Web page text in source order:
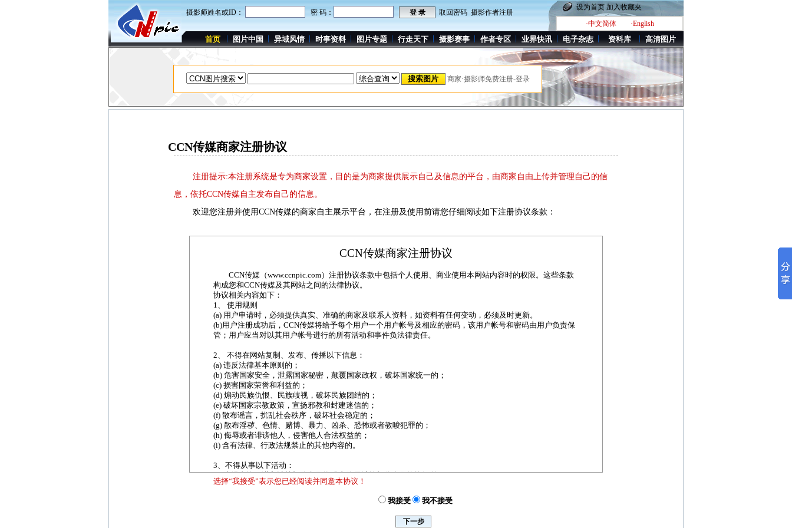
摄影师姓名或ID： 密 码： 取回密码 摄影作者注册
设为首页 加入收藏夹
·中文简体
·English
首页 图片中国 异域风情 时事资料 图片专题 行走天下 摄影赛事 作者专区 业界快讯 电子杂志 资料库 高清图片
商家·摄影师免费注册-登录
CCN传媒商家注册协议
注册提示:本注册系统是专为商家设置，目的是为商家提供展示自己及信息的平台，由商家自由上传并管理自己的信
息，依托CCN传媒自主发布自己的信息。
欢迎您注册并使用CCN传媒的商家自主展示平台，在注册及使用前请您仔细阅读如下注册协议条款：
CCN传媒商家注册协议
CCN传媒（www.ccnpic.com）注册协议条款中包括个人使用、商业使用本网站内容时的权限。这些条款
构成您和CCN传媒及其网站之间的法律协议。
协议相关内容如下：
1、 使用规则
(a) 用户申请时，必须提供真实、准确的商家及联系人资料，如资料有任何变动，必须及时更新。
(b)用户注册成功后，CCN传媒将给予每个用户一个用户帐号及相应的密码，该用户帐号和密码由用户负责保
管；用户应当对以其用户帐号进行的所有活动和事件负法律责任。
2、 不得在网站复制、发布、传播以下信息：
(a) 违反法律基本原则的；
(b) 危害国家安全，泄露国家秘密，颠覆国家政权，破坏国家统一的；
(c) 损害国家荣誉和利益的；
(d) 煽动民族仇恨、民族歧视，破坏民族团结的；
(e) 破坏国家宗教政策，宣扬邪教和封建迷信的；
(f) 散布谣言，扰乱社会秩序，破坏社会稳定的；
(g) 散布淫秽、色情、赌博、暴力、凶杀、恐怖或者教唆犯罪的；
(h) 侮辱或者诽谤他人，侵害他人合法权益的；
(i) 含有法律、行政法规禁止的其他内容的。
3、不得从事以下活动：
(a) 未经允许，进入计算机信息网络或者使用计算机信息网络资源的；
(b) 未经允许，对计算机信息网络功能进行删除、修改或者增加的；
(c) 未经允许，对进入计算机信息网络中存储、处理或者传输的数据和应用程序进行删除、修改或者增加的；
选择“我接受”表示您已经阅读并同意本协议！
我接受 我不接受